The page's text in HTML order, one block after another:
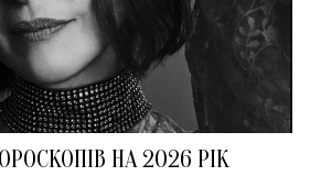
НА 2026 РІК